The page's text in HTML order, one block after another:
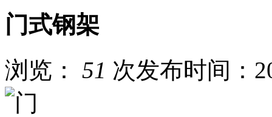
门式钢架
浏览：
51 次发布时间：